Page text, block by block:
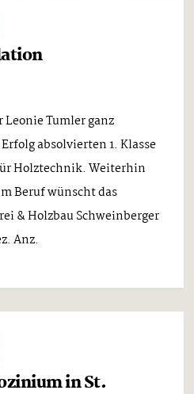
Tumler ganz
absolvierten 1. Klasse
Holztechnik. Weiterhin
Beruf wünscht das
& Holzbau Schweinberger
Anz.
in St.